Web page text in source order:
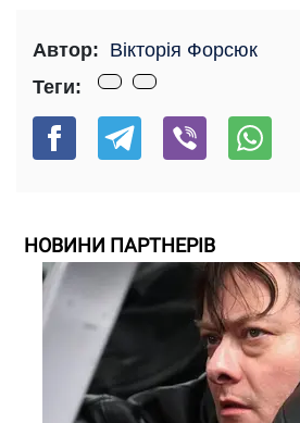
Автор: Вікторія Форсюк
Теги:
НОВИНИ ПАРТНЕРІВ